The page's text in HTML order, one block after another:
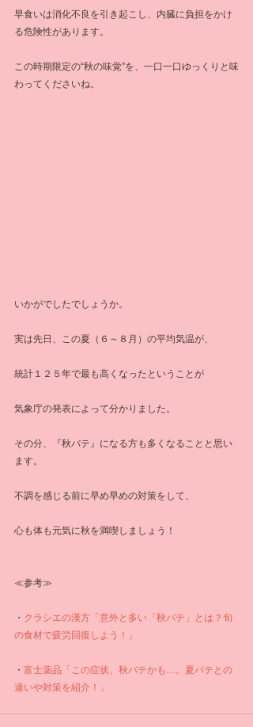
早食いは消化不良を引き起こし、内臓に負担をかけ
る危険性があります。
この時期限定の“秋の味覚”を、一口一口ゆっくりと味
わってくださいね。
いかがでしたでしょうか。
実は先日、この夏（６～８月）の平均気温が、
統計１２５年で最も高くなったということが
気象庁の発表によって分かりました。
その分、『秋バテ』になる方も多くなることと思い
ます。
不調を感じる前に早め早めの対策をして、
心も体も元気に秋を満喫しましょう！
≪参考≫
・ クラシエの漢方「意外と多い「秋バテ」とは？旬
の食材で疲労回復しよう！」
・ 富士薬品「この症状、秋バテかも…。夏バテとの
違いや対策を紹介！」